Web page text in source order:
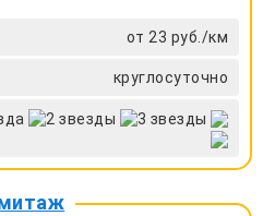
от 23 руб./км
круглосуточно